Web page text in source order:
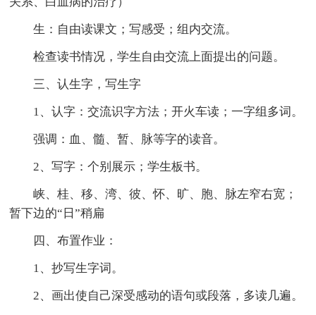
生：自由读课文；写感受；组内交流。
检查读书情况，学生自由交流上面提出的问题。
三、认生字，写生字
1、认字：交流识字方法；开火车读；一字组多词。
强调：血、髓、暂、脉等字的读音。
2、写字：个别展示；学生板书。
峡、桂、移、湾、彼、怀、旷、胞、脉左窄右宽；
暂下边的“日”稍扁
四、布置作业：
1、抄写生字词。
2、画出使自己深受感动的语句或段落，多读几遍。